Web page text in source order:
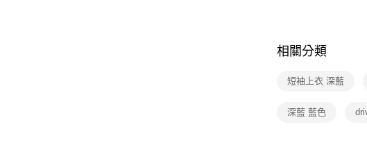
相關分類
短袖上衣 深藍
深藍 藍色